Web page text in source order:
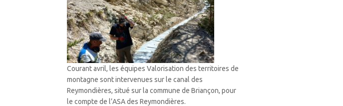
Courant avril, les équipes Valorisation des territoires de
montagne sont intervenues sur le canal des
Reymondières, situé sur la commune de Briançon, pour
le compte de l’ASA des Reymondières.